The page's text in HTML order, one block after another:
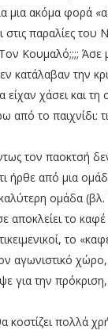
μια ακόμα φορά
παραλίες του
Κουμαλό;;;; Άσε
κατάλαβαν την
χάσει και τη
από το παιχνίδι:
τον παοκτσή
ήρθε από μια
ομάδα
αποκλείει το
το
αγωνιστικό
για την
κοστίζει πολλά